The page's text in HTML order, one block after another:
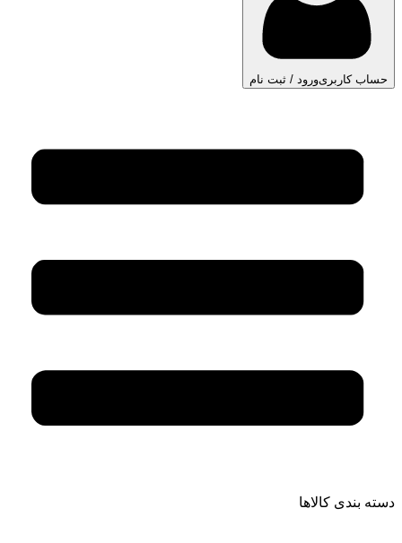
حساب کاربریورود / ثبت نام
دسته بندی کالاها